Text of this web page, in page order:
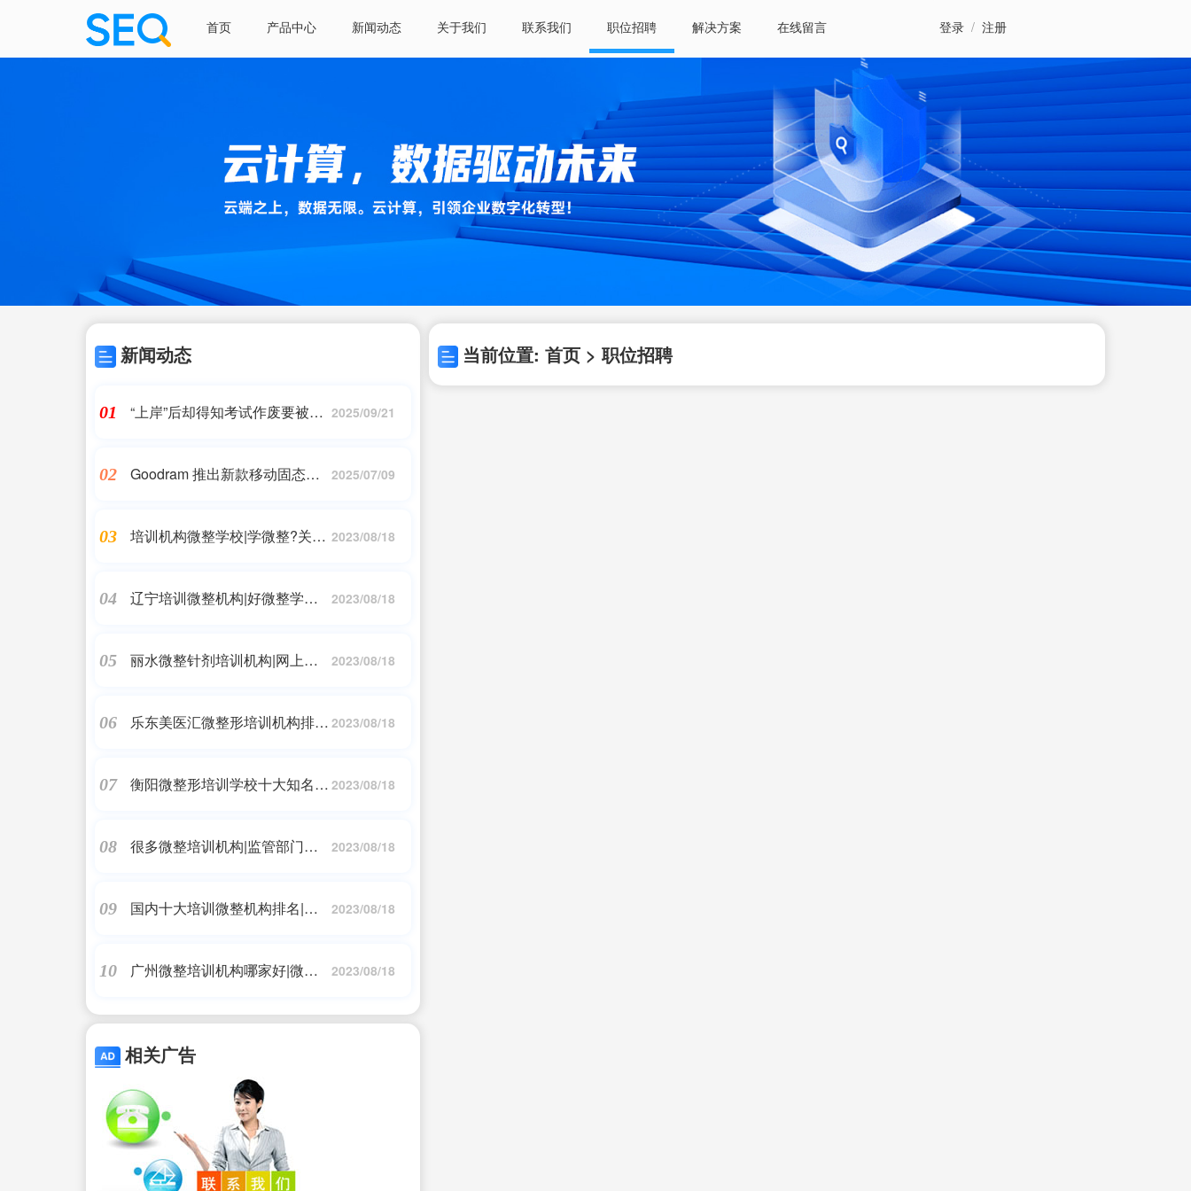
首页 产品中心 新闻动态 关于我们 联系我们 职位招聘 解决方案 在线留言 登录 / 注册
新闻动态
01
“上岸”后却得知考试作废要被清 2025/09/21
02
Goodram 推出新款移动固态：
2025/07/09
03
培训机构微整学校|学微整?关于 2023/08/18
04
辽宁培训微整机构|好微整学校
2023/08/18
05
丽水微整针剂培训机构|网上求
2023/08/18
06
乐东美医汇微整形培训机构排
2023/08/18
07
衡阳微整形培训学校十大知名机 2023/08/18
08
很多微整培训机构|监管部门明
2023/08/18
09
国内十大培训微整机构排名|学
2023/08/18
10
广州微整培训机构哪家好|微整
瘫痪症状，甚至失明
2023/08/18
相关广告
当前位置: 首页 > 职位招聘